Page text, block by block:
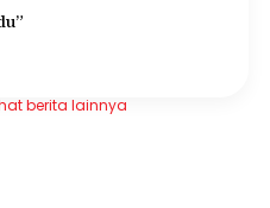
berita lainnya